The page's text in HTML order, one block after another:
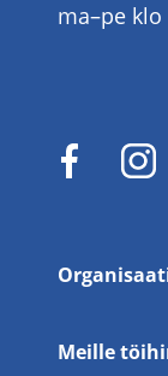
ma–pe klo
Meil­le